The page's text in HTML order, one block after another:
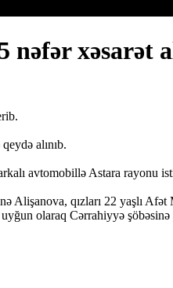
nəfər xəsarət
alınıb.
avtomobillə Astara rayonu
Alişanova, qızları 22 yaşlı
olaraq Cərrahiyyə